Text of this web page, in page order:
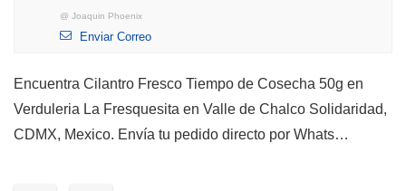
@ Joaquin Phoenix
Enviar Correo
Encuentra Cilantro Fresco Tiempo de Cosecha 50g en
Verduleria La Fresquesita en Valle de Chalco Solidaridad,
CDMX, Mexico. Envía tu pedido directo por Whats…